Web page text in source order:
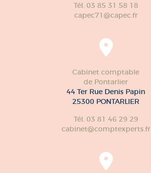
Tél. 03 85 31 58 18
capec71@capec.fr
Cabinet comptable
de Pontarlier
44 Ter Rue Denis Papin
25300 PONTARLIER
Tél. 03 81 46 29 29
cabinet@comptexperts.fr